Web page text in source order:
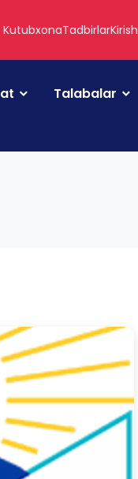
KutubxonaTadbirlarKirish
Talabalar